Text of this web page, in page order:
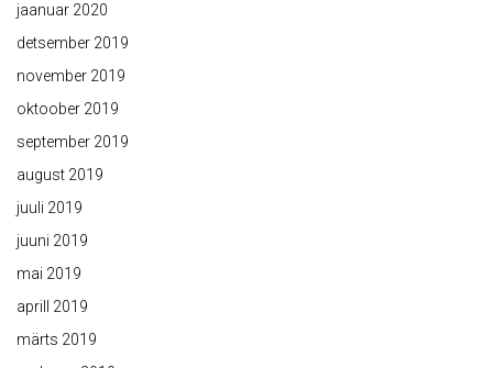
jaanuar 2020
detsember 2019
november 2019
oktoober 2019
september 2019
august 2019
juuli 2019
juuni 2019
mai 2019
aprill 2019
märts 2019